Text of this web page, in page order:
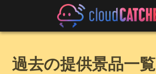
過去の提供景品一覧